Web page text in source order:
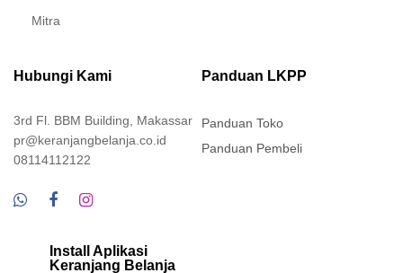
Mitra
Hubungi Kami
3rd Fl. BBM Building, Makassar
pr@keranjangbelanja.co.id
08114112122
Panduan LKPP
Panduan Toko
Panduan Pembeli
Install Aplikasi
Keranjang Belanja